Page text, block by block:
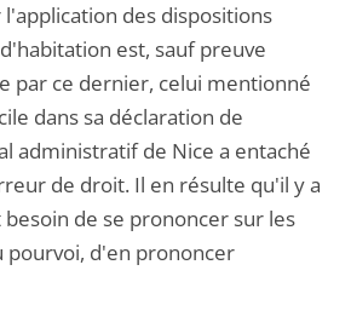
des dispositions
est, sauf preuve
par ce dernier, celui mentionné
dans sa déclaration de
administratif de Nice a entaché
de droit. Il en résulte qu'il y a
besoin de se prononcer sur les
pourvoi, d'en prononcer